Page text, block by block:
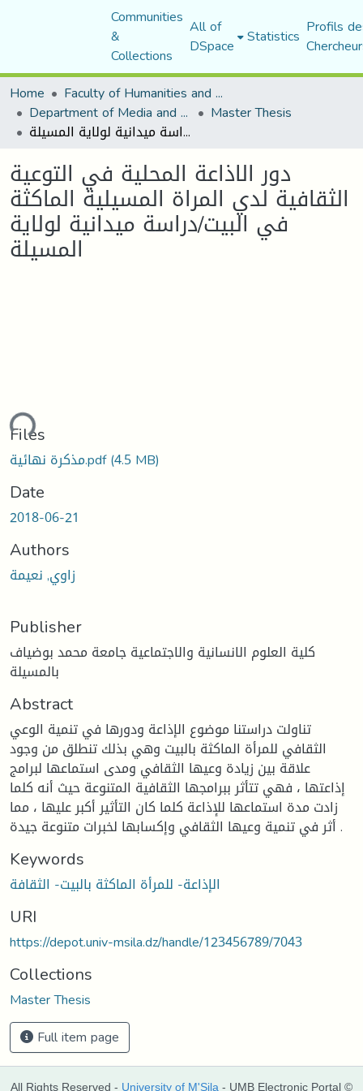
Communities
&
Collections
All of
DSpace Statistics Profils
Home
Faculty of Humanities and Social Sciences
Department of Media and Communication Studies Master Thesis
دور الاذاعة المحلية في التوعية الثقافية لدي المراة المسيلية الماكثة في البيت/دراسة ميدانية لولاية المسيلة
دور الاذاعة المحلية في التوعية
الثقافية لدي المراة المسيلية الماكثة
في البيت/دراسة ميدانية لولاية
المسيلة
Files
مذكرة نهائية.pdf(4.5 MB)
Date
2018-06-21
Authors
زاوي, نعيمة
Publisher
كلية العلوم الانسانية والاجتماعية جامعة محمد بوضياف
بالمسيلة
Abstract
تناولت دراستنا موضوع الإذاعة ودورها في تنمية الوعي
الثقافي للمرأة الماكثة بالبيت وهي بذلك تنطلق من وجود
علاقة بين زيادة وعيها الثقافي ومدى استماعها لبرامج
إذاعتها ، فهي تتأثر ببرامجها الثقافية المتنوعة حيث أنه كلما
زادت مدة استماعها للإذاعة كلما كان التأثير أكبر عليها ، مما
أثر في تنمية وعيها الثقافي وإكسابها لخبرات متنوعة جيدة .
Keywords
الإذاعة- للمرأة الماكثة بالبيت- الثقافة
URI
https://depot.univ-msila.dz/handle/123456789/7043
Collections
Master Thesis
Full item page
All Rights Reserved - University of M'Sila - UMB Electronic Portal ©